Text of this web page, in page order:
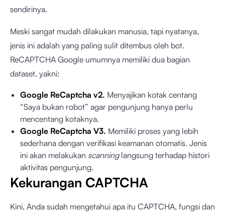
sendirinya.
Meski sangat mudah dilakukan manusia, tapi nyatanya,
jenis ini adalah yang paling sulit ditembus oleh bot.
ReCAPTCHA Google umumnya memiliki dua bagian
dataset, yakni:
Google ReCaptcha v2. Menyajikan kotak centang
“Saya bukan robot” agar pengunjung hanya perlu
mencentang kotaknya.
Google ReCaptcha V3. Memiliki proses yang lebih
sederhana dengan verifikasi keamanan otomatis. Jenis
ini akan melakukan scanning langsung terhadap histori
aktivitas pengunjung.
Kekurangan CAPTCHA
Kini, Anda sudah mengetahui apa itu CAPTCHA, fungsi dan